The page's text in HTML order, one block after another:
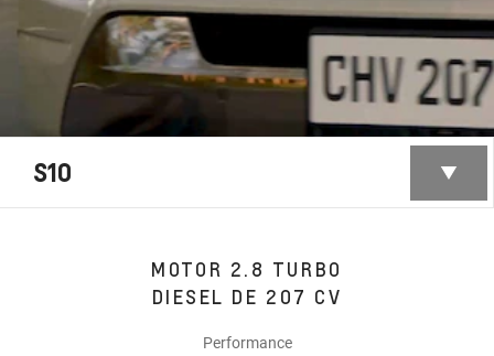
S10
MOTOR 2.8 TURBO
DIESEL DE 207 CV
Performance